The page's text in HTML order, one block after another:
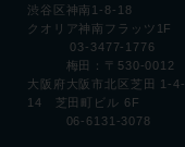
渋谷区神南1-8-18
クオリア神南フラッツ1F
03-3477-1776
梅田：〒530-0012
大阪府大阪市北区芝田 1-4-
14 芝田町ビル 6F
06-6131-3078